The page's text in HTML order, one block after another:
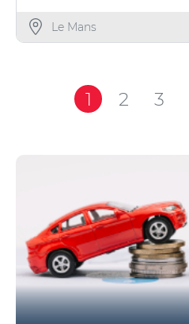
Le Mans
1 2 3